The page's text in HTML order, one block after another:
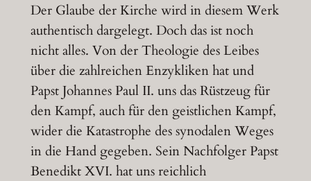
Der Glaube der Kirche wird in diesem Werk
authentisch dargelegt. Doch das ist noch
nicht alles. Von der Theologie des Leibes
über die zahlreichen Enzykliken hat und
Papst Johannes Paul II. uns das Rüstzeug für
den Kampf, auch für den geistlichen Kampf,
wider die Katastrophe des synodalen Weges
in die Hand gegeben. Sein Nachfolger Papst
Benedikt XVI. hat uns reichlich